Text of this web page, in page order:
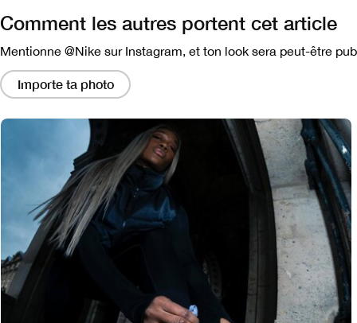
Comment les autres portent cet article
Mentionne @Nike sur Instagram, et ton look sera peut-être
Importe ta photo
En
cliquant
sur
liens,
obtiendrez
modale
contenant
version
plus
grande
de